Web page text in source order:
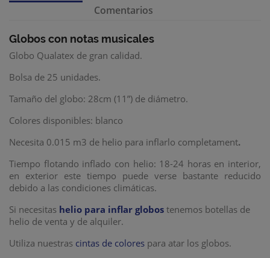
Comentarios
Globos con notas musicales
Globo Qualatex de gran calidad.
Bolsa de 25 unidades.
Tamaño del globo: 28cm (11”) de diámetro.
Colores disponibles: blanco
Necesita 0.015 m3 de helio para inflarlo completament.
Tiempo flotando inflado con helio: 18-24 horas en interior,
en exterior este tiempo puede verse bastante reducido
debido a las condiciones climáticas.
Si necesitas helio para inflar globos tenemos botellas de
helio de venta y de alquiler.
Utiliza nuestras cintas de colores para atar los globos.